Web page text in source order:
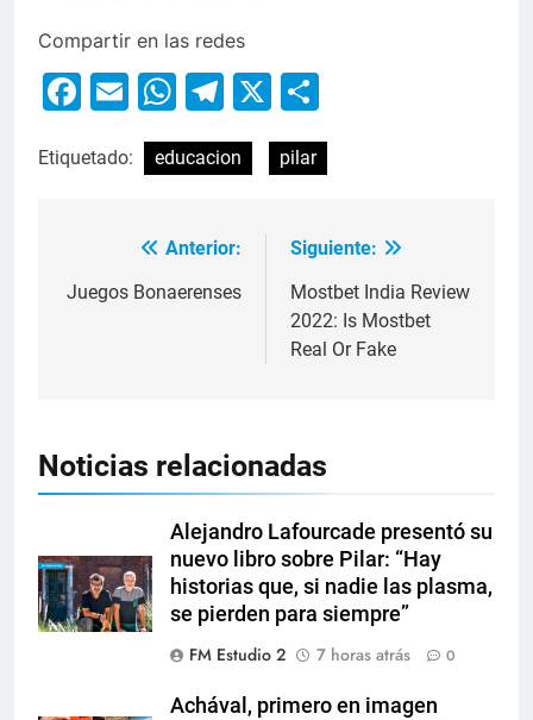
Compartir en las redes
Facebook
EmailWhatsApp
Telegram
X
Etiquetado: educacion pilar
Anterior:
Juegos Bonaerenses
Siguiente:
Mostbet India Review
2022: Is Mostbet
Real Or Fake
Noticias relacionadas
Alejandro Lafourcade presentó su
nuevo libro sobre Pilar: “Hay
historias que, si nadie las plasma,
se pierden para siempre”
FM Estudio 2
7 horas atrás 0
Achával, primero en imagen